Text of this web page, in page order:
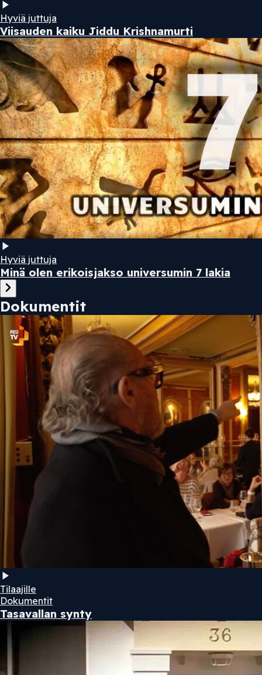
Hyviä juttuja
Viisauden kaiku Jiddu Krishnamurti
Hyviä juttuja
Minä olen erikoisjakso universumin 7 lakia
Dokumentit
Tilaajille
Dokumentit
Tasavallan synty